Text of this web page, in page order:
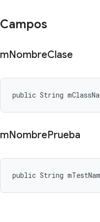
Campos
mNombreClase
public String
mNombrePrueba
public String